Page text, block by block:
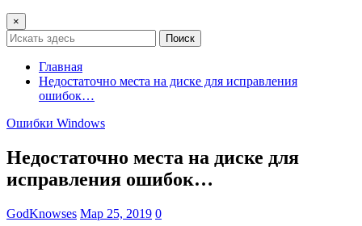
×
Поиск
Главная
Недостаточно места на диске для исправления
ошибок…
Ошибки Windows
Недостаточно места на диске для
исправления ошибок…
GodKnowses Мар 25, 2019 0